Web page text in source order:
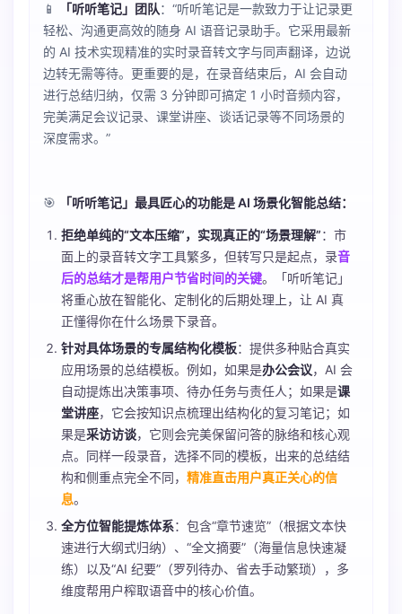
📱 「听听笔记」团队：“听听笔记是一款致力于让记录更
轻松、沟通更高效的随身 AI 语音记录助手。它采用最新
的 AI 技术实现精准的实时录音转文字与同声翻译，边说
边转无需等待。更重要的是，在录音结束后，AI 会自动
进行总结归纳，仅需 3 分钟即可搞定 1 小时音频内容，
完美满足会议记录、课堂讲座、谈话记录等不同场景的
深度需求。”
🎯 「听听笔记」最具匠心的功能是 AI 场景化智能总结：
拒绝单纯的“文本压缩”，实现真正的“场景理解”：市
面上的录音转文字工具繁多，但转写只是起点，录音
后的总结才是帮用户节省时间的关键。「听听笔记」
将重心放在智能化、定制化的后期处理上，让 AI 真
正懂得你在什么场景下录音。
针对具体场景的专属结构化模板：提供多种贴合真实
应用场景的总结模板。例如，如果是办公会议，AI 会
自动提炼出决策事项、待办任务与责任人；如果是课
堂讲座，它会按知识点梳理出结构化的复习笔记；如
果是采访访谈，它则会完美保留问答的脉络和核心观
点。同样一段录音，选择不同的模板，出来的总结结
构和侧重点完全不同， 精准直击用户真正关心的信
息。
全方位智能提炼体系：包含“章节速览”（根据文本快
速进行大纲式归纳）、“全文摘要”（海量信息快速凝
练）以及“AI 纪要”（罗列待办、省去手动繁琐），多
维度帮用户榨取语音中的核心价值。